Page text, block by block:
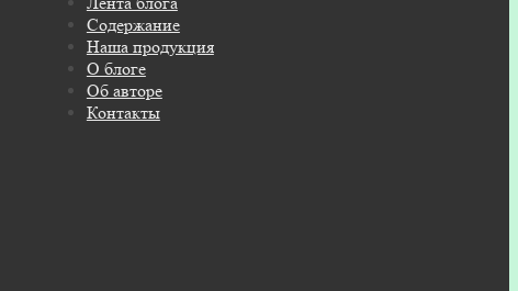
Содержание
Наша продукция
О блоге
Об авторе
Контакты